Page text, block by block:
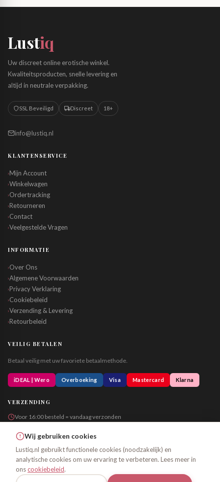
Lustiq
Uw discreet online erotische winkel.
Kwaliteitsproducten, snelle levering en
altijd in neutrale verpakking.
SSL Beveiligd Discreet 18+
info@lustiq.nl
KLANTENSERVICE
›Mijn Account
›Winkelwagen
›Ordertracking
›Retourneren
›Contact
›Veelgestelde Vragen
INFORMATIE
›Over Ons
›Algemene Voorwaarden
›Privacy Verklaring
›Cookiebeleid
›Verzending & Levering
›Retourbeleid
VEILIG BETALEN
Betaal veilig met uw favoriete betaalmethode.
iDEAL | Wero Overboeking Visa Mastercard Klarna
VERZENDING
Voor 16:00 besteld = vandaag verzonden
© 2026 Lustiq.nl – Alle rechten voorbehouden
Algemene Voorwaarden
Wij gebruiken cookies
Lustiq.nl gebruikt functionele cookies (noodzakelijk) en
analytische cookies om uw ervaring te verbeteren. Lees meer in
onscookiebeleid.